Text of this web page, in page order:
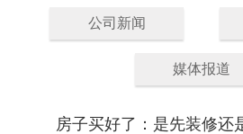
公司新闻
媒体报道
房子买好了：是先装修还